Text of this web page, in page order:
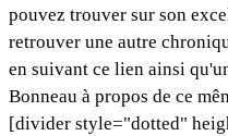
pouvez trouver sur son
retrouver une autre
en suivant ce lien ainsi
Bonneau à propos de ce
[divider style="dotted"